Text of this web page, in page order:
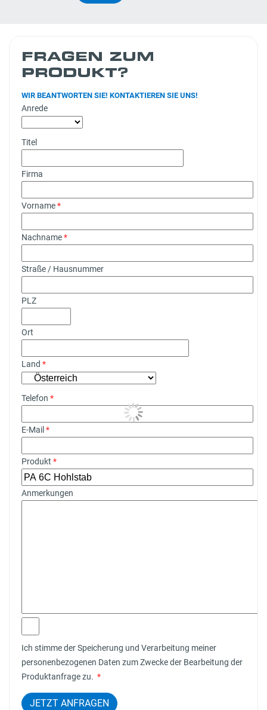
FRAGEN ZUM
PRODUKT?
WIR BEANTWORTEN SIE! KONTAKTIEREN SIE UNS!
Anrede
Titel
Firma
Vorname*
Nachname*
Straße / Hausnummer
PLZ
Ort
Land *
Telefon *
E-Mail *
Produkt *
Anmerkungen
Ich stimme der Speicherung und Verarbeitung meiner
personenbezogenen Daten zum Zwecke der Bearbeitung der
Produktanfrage zu. *
JETZT ANFRAGEN